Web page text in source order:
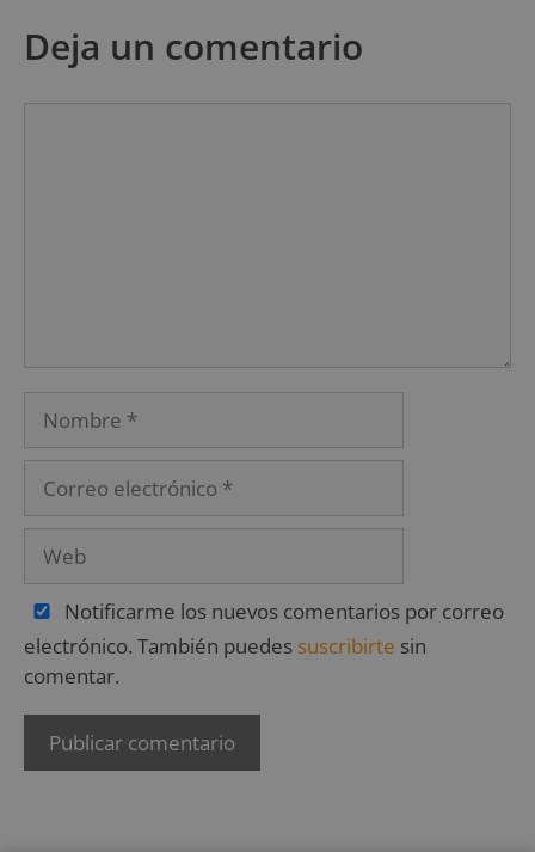
Deja un comentario
Notificarme los nuevos comentarios por correo
electrónico. También puedes suscribirte sin
comentar.